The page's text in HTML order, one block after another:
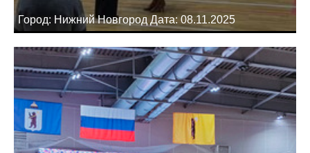
Город: Нижний Новгород Дата: 08.11.2025